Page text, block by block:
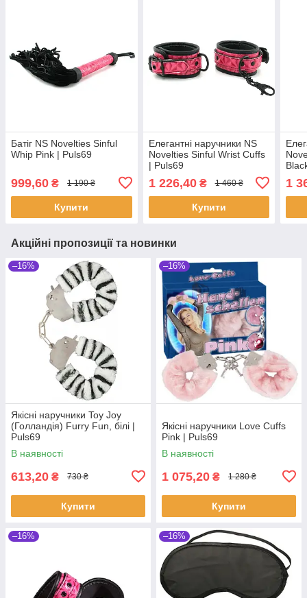
Батіг NS Novelties Sinful
Whip Pink | Puls69
999,60 ₴ 1 190 ₴
Купити
Елегантні наручники NS
Novelties Sinful Wrist Cuffs
| Puls69
1 226,40₴ 1 460 ₴
Купити
1
Акційні пропозиції та новинки
–16%
Якісні наручники Toy Joy
(Голландія) Furry Fun, білі |
Puls69
В наявності
613,20 ₴ 730 ₴
Купити
–16%
Якісні наручники Love Cuffs
Pink | Puls69
В наявності
1 075,20 ₴ 1 280 ₴
Купити
–16% –16%